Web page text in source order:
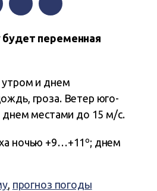
переменная
утром и днем
гроза. Ветер юго-
днем местами до 15 м/с.
ночью +9…+11º; днем
, прогноз погоды